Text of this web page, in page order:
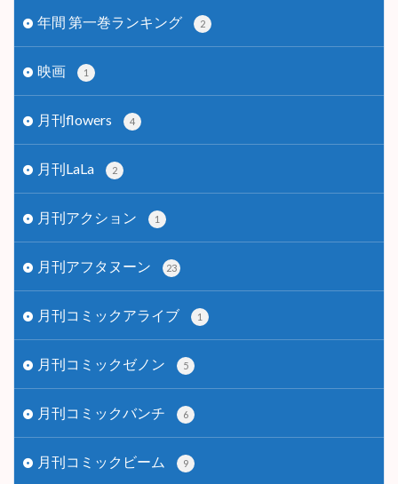
年間 第一巻ランキング 2
映画 1
月刊flowers 4
月刊LaLa 2
月刊アクション 1
月刊アフタヌーン 23
月刊コミックアライブ 1
月刊コミックゼノン 5
月刊コミックバンチ 6
月刊コミックビーム 9